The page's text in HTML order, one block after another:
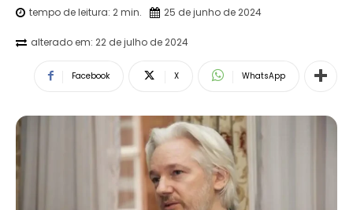
tempo de leitura: 2min. 25 de junho de 2024
alterado em: 22 de julho de 2024
Facebook X WhatsApp